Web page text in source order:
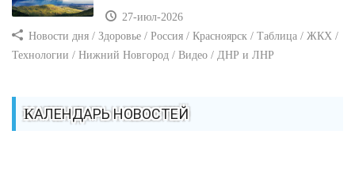
27-июл-2026
Новости дня / Здоровье / Россия / Красноярск / Таблица / ЖКХ /
Технологии / Нижний Новгород / Видео / ДНР и ЛНР
КАЛЕНДАРЬ НОВОСТЕЙ